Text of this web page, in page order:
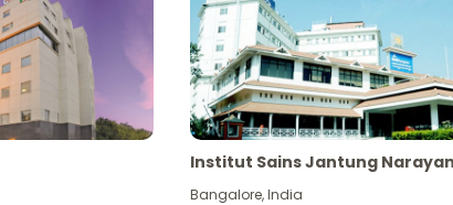
Institut Sains Jantung
Bangalore,India